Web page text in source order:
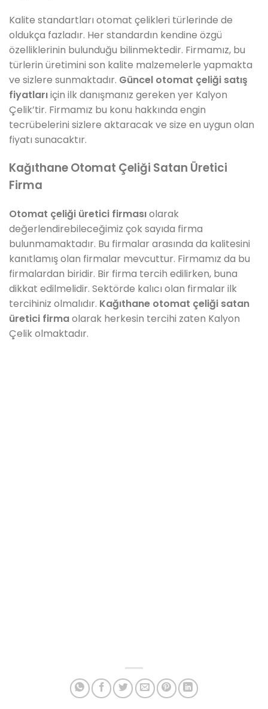
Kalite standartları otomat çelikleri türlerinde de
oldukça fazladır. Her standardın kendine özgü
özelliklerinin bulunduğu bilinmektedir. Firmamız, bu
türlerin üretimini son kalite malzemelerle yapmakta
ve sizlere sunmaktadır. Güncel otomat çeliği satış
fiyatlarıiçin ilk danışmanız gereken yer Kalyon
Çelik’tir. Firmamız bu konu hakkında engin
tecrübelerini sizlere aktaracak ve size en uygun olan
fiyatı sunacaktır.
Kağıthane Otomat Çeliği Satan Üretici
Firma
Otomat çeliği üretici firmasıolarak
değerlendirebileceğimiz çok sayıda firma
bulunmamaktadır. Bu firmalar arasında da kalitesini
kanıtlamış olan firmalar mevcuttur. Firmamız da bu
firmalardan biridir. Bir firma tercih edilirken, buna
dikkat edilmelidir. Sektörde kalıcı olan firmalar ilk
tercihiniz olmalıdır. Kağıthane otomat çeliği satan
üretici firmaolarak herkesin tercihi zaten Kalyon
Çelik olmaktadır.